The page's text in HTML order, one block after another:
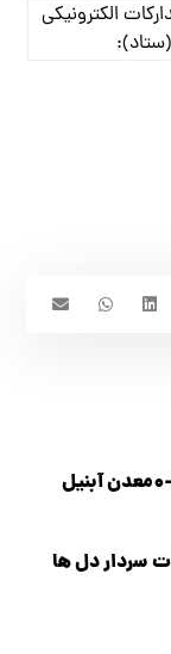
الکترونیکی
سردار دل ها